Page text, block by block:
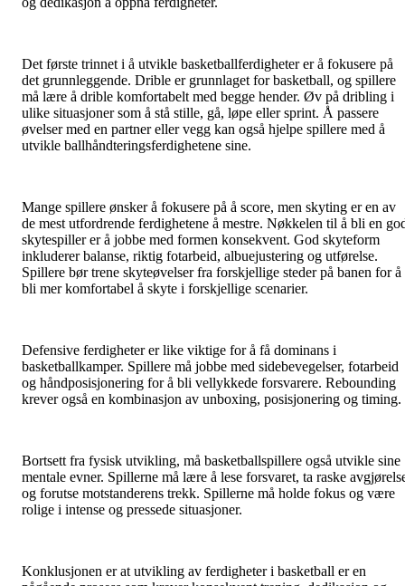
Det første trinnet i å utvikle basketballferdigheter er å fokusere på
det grunnleggende. Drible er grunnlaget for basketball, og spillere
må lære å drible komfortabelt med begge hender. Øv på dribling i
ulike situasjoner som å stå stille, gå, løpe eller sprint. Å passere
øvelser med en partner eller vegg kan også hjelpe spillere med å
utvikle ballhåndteringsferdighetene sine.
Mange spillere ønsker å fokusere på å score, men skyting er en av
de mest utfordrende ferdighetene å mestre. Nøkkelen til å bli en
skytespiller er å jobbe med formen konsekvent. God skyteform
inkluderer balanse, riktig fotarbeid, albuejustering og utførelse.
Spillere bør trene skyteøvelser fra forskjellige steder på banen for å
bli mer komfortabel å skyte i forskjellige scenarier.
Defensive ferdigheter er like viktige for å få dominans i
basketballkamper. Spillere må jobbe med sidebevegelser, fotarbeid
og håndposisjonering for å bli vellykkede forsvarere. Rebounding
krever også en kombinasjon av unboxing, posisjonering og timing.
Bortsett fra fysisk utvikling, må basketballspillere også utvikle sine
mentale evner. Spillerne må lære å lese forsvaret, ta raske
og forutse motstanderens trekk. Spillerne må holde fokus og være
rolige i intense og pressede situasjoner.
Konklusjonen er at utvikling av ferdigheter i basketball er en